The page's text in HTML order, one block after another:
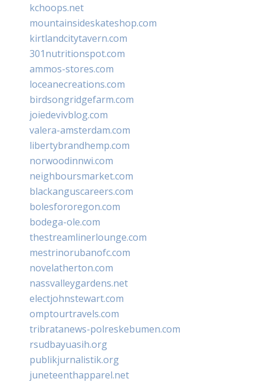
kchoops.net
mountainsideskateshop.com
kirtlandcitytavern.com
301nutritionspot.com
ammos-stores.com
loceanecreations.com
birdsongridgefarm.com
joiedevivblog.com
valera-amsterdam.com
libertybrandhemp.com
norwoodinnwi.com
neighboursmarket.com
blackanguscareers.com
bolesfororegon.com
bodega-ole.com
thestreamlinerlounge.com
mestrinorubanofc.com
novelatherton.com
nassvalleygardens.net
electjohnstewart.com
omptourtravels.com
tribratanews-polreskebumen.com
rsudbayuasih.org
publikjurnalistik.org
juneteenthapparel.net